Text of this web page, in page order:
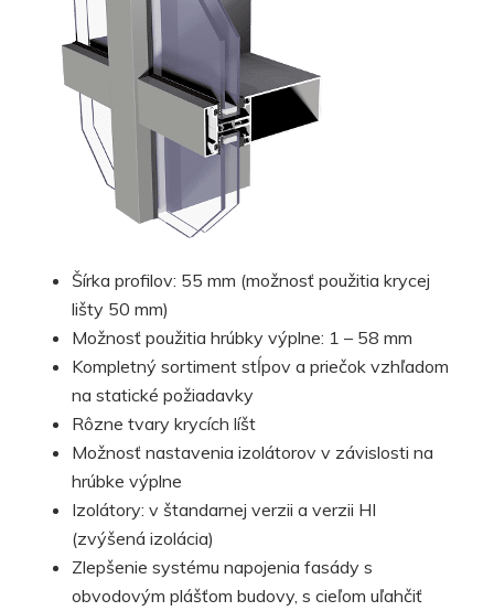
Šírka profilov: 55 mm (možnosť použitia krycej
lišty 50 mm)
Možnosť použitia hrúbky výplne: 1 – 58 mm
Kompletný sortiment stĺpov a priečok vzhľadom
na statické požiadavky
Rôzne tvary krycích líšt
Možnosť nastavenia izolátorov v závislosti na
hrúbke výplne
Izolátory: v štandarnej verzii a verzii HI
(zvýšená izolácia)
Zlepšenie systému napojenia fasády s
obvodovým plášťom budovy, s cieľom uľahčiť